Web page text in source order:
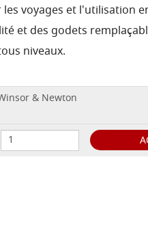
voyages et l'utilisation
et des godets
niveaux.
& Newton